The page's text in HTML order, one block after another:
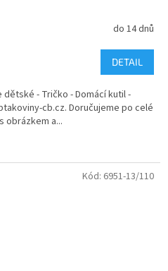
do 14 dnů
DETAIL
- Tričko - Domácí kutil -
cb.cz. Doručujeme po celé
obrázkem a...
Kód: 6951-13/110